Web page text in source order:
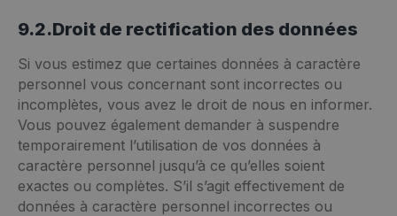
9.2.Droit de rectification des données
Si vous estimez que certaines données à caractère
personnel vous concernant sont incorrectes ou
incomplètes, vous avez le droit de nous en informer.
Vous pouvez également demander à suspendre
temporairement l’utilisation de vos données à
caractère personnel jusqu’à ce qu’elles soient
exactes ou complètes. S’il s’agit effectivement de
données à caractère personnel incorrectes ou